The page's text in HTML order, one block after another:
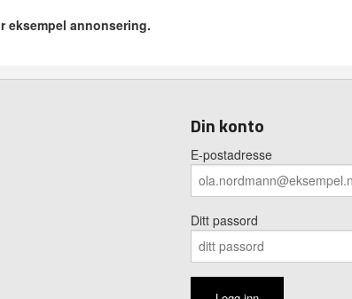
eksempel annonsering.
Din konto
E-postadresse
Ditt passord